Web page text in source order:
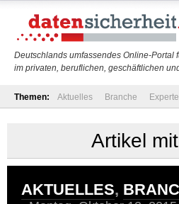
Deutschlands umfassendes Online-Portal
im privaten, beruflichen, geschäftlichen
Themen: Aktuelles Branche
Artikel
AKTUELLES,